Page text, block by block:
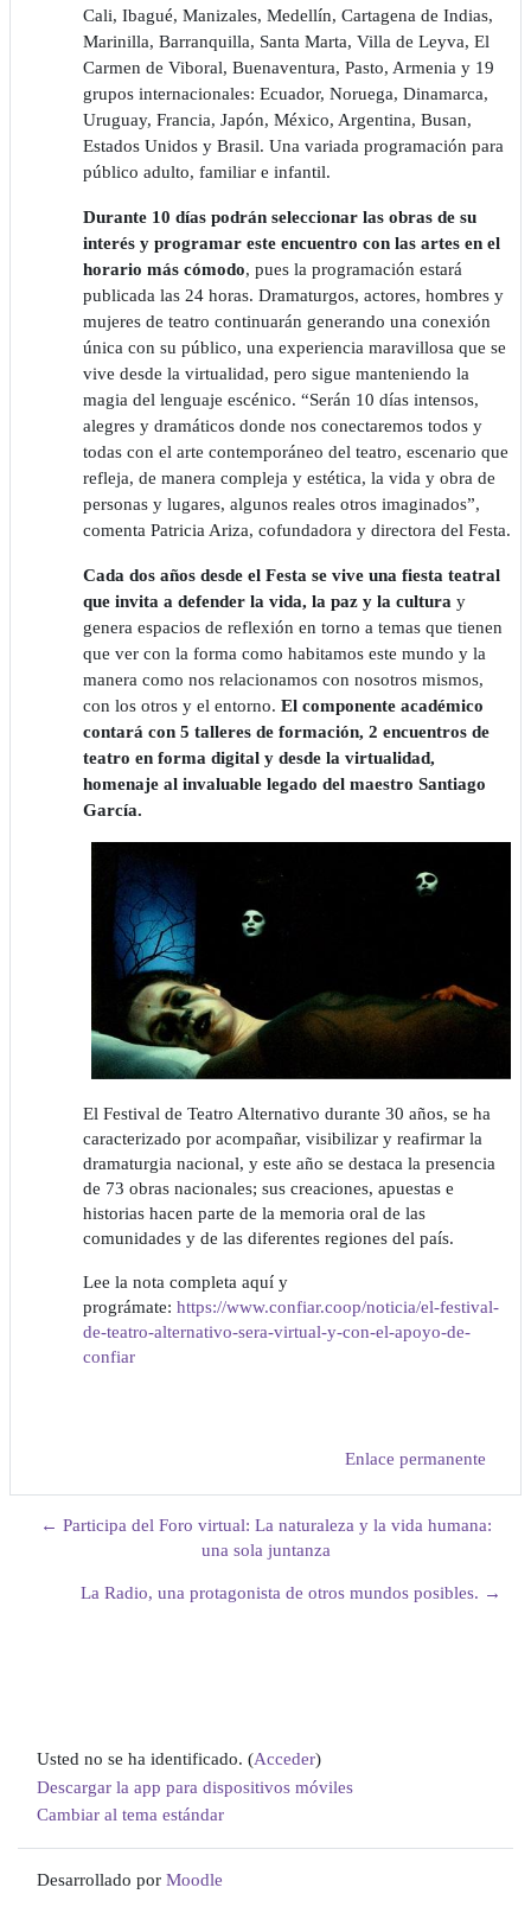
Cali, Ibagué, Manizales, Medellín, Cartagena de Indias,
Marinilla, Barranquilla, Santa Marta, Villa de Leyva, El
Carmen de Viboral, Buenaventura, Pasto, Armenia y 19
grupos internacionales: Ecuador, Noruega, Dinamarca,
Uruguay, Francia, Japón, México, Argentina, Busan,
Estados Unidos y Brasil. Una variada programación para
público adulto, familiar e infantil.
Durante 10 días podrán seleccionar las obras de su
interés y programar este encuentro con las artes en el
horario más cómodo, pues la programación estará
publicada las 24 horas. Dramaturgos, actores, hombres y
mujeres de teatro continuarán generando una conexión
única con su público, una experiencia maravillosa que se
vive desde la virtualidad, pero sigue manteniendo la
magia del lenguaje escénico. “Serán 10 días intensos,
alegres y dramáticos donde nos conectaremos todos y
todas con el arte contemporáneo del teatro, escenario que
refleja, de manera compleja y estética, la vida y obra de
personas y lugares, algunos reales otros imaginados”,
comenta Patricia Ariza, cofundadora y directora del Festa.
Cada dos años desde el Festa se vive una fiesta teatral
que invita a defender la vida, la paz y la cultura y
genera espacios de reflexión en torno a temas que tienen
que ver con la forma como habitamos este mundo y la
manera como nos relacionamos con nosotros mismos,
con los otros y el entorno. El componente académico
contará con 5 talleres de formación, 2 encuentros de
teatro en forma digital y desde la virtualidad,
homenaje al invaluable legado del maestro Santiago
García.
El Festival de Teatro Alternativo durante 30 años, se ha
caracterizado por acompañar, visibilizar y reafirmar la
dramaturgia nacional, y este año se destaca la presencia
de 73 obras nacionales; sus creaciones, apuestas e
historias hacen parte de la memoria oral de las
comunidades y de las diferentes regiones del país.
Lee la nota completa aquí y
prográmate: https://www.confiar.coop/noticia/el-festival-
de-teatro-alternativo-sera-virtual-y-con-el-apoyo-de-
confiar
Enlace permanente
← Participa del Foro virtual: La naturaleza y la vida humana:
una sola juntanza
La Radio, una protagonista de otros mundos posibles. →
Usted no se ha identificado. (Acceder)
Descargar la app para dispositivos móviles
Cambiar al tema estándar
Desarrollado por Moodle